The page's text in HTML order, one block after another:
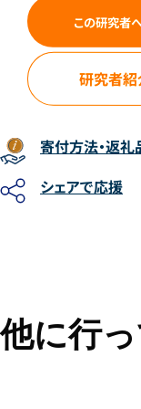
この研究者
研究者紹
寄付方法・返礼
シェアで応援
他に行